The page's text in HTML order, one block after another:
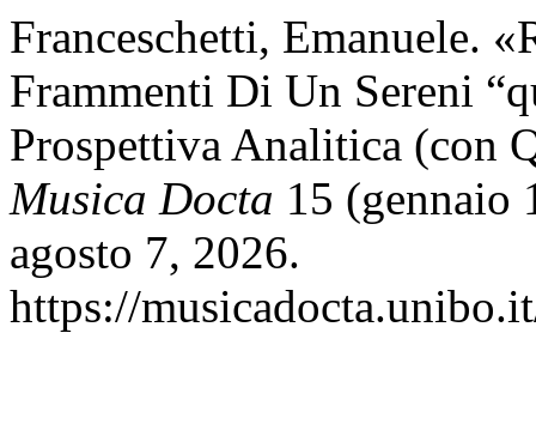
Franceschetti, Emanuele.
Frammenti Di Un Sereni
Prospettiva Analitica (con
Musica Docta 15 (gennaio
agosto 7, 2026.
https://